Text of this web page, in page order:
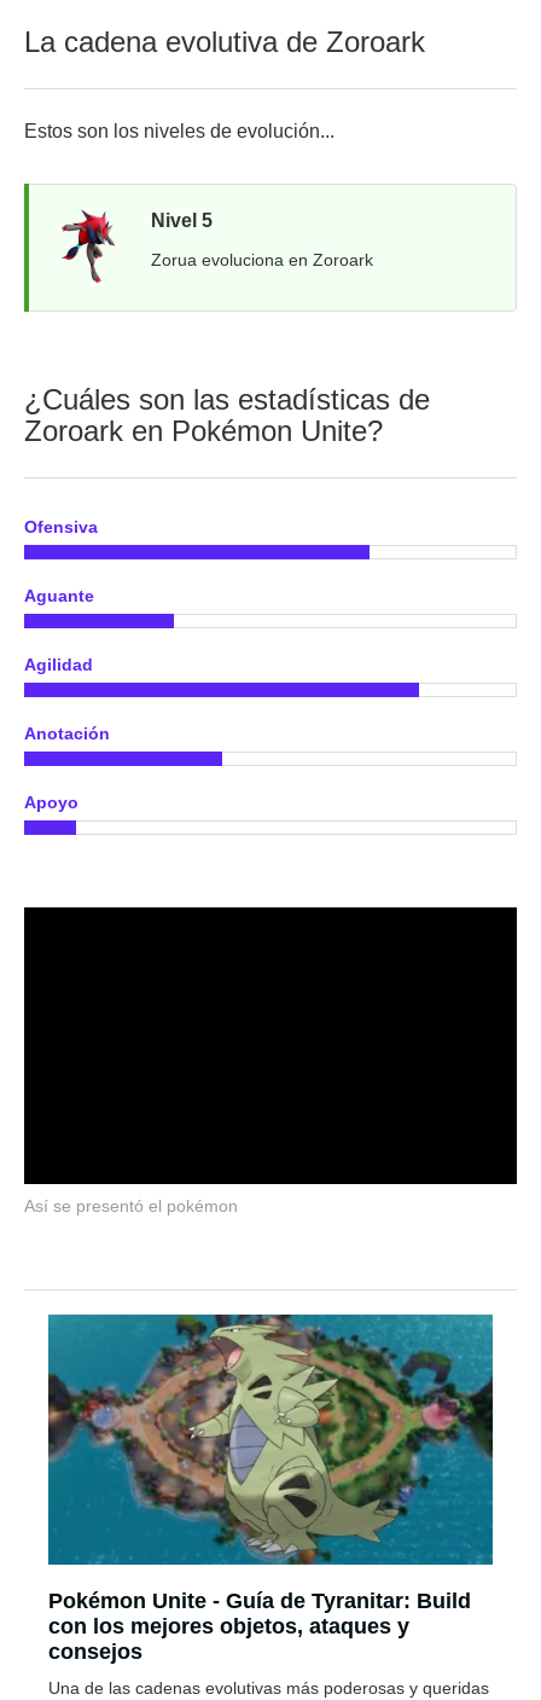
La cadena evolutiva de Zoroark
Estos son los niveles de evolución...
Nivel 5
Zorua evoluciona en Zoroark
¿Cuáles son las estadísticas de
Zoroark en Pokémon Unite?
Ofensiva
Aguante
Agilidad
Anotación
Apoyo
Así se presentó el pokémon
Pokémon Unite - Guía de Tyranitar: Build
con los mejores objetos, ataques y
consejos
Una de las cadenas evolutivas más poderosas y queridas